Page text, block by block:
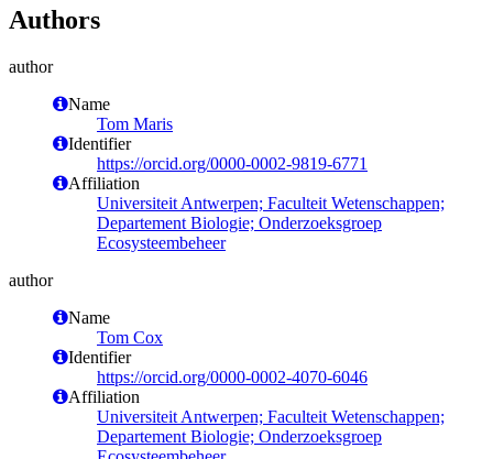
Authors
author
Name
Tom Maris
Identifier
https://orcid.org/0000-0002-9819-6771
Affiliation
Universiteit Antwerpen; Faculteit Wetenschappen;
Departement Biologie; Onderzoeksgroep
Ecosysteembeheer
author
Name
Tom Cox
Identifier
https://orcid.org/0000-0002-4070-6046
Affiliation
Universiteit Antwerpen; Faculteit Wetenschappen;
Departement Biologie; Onderzoeksgroep